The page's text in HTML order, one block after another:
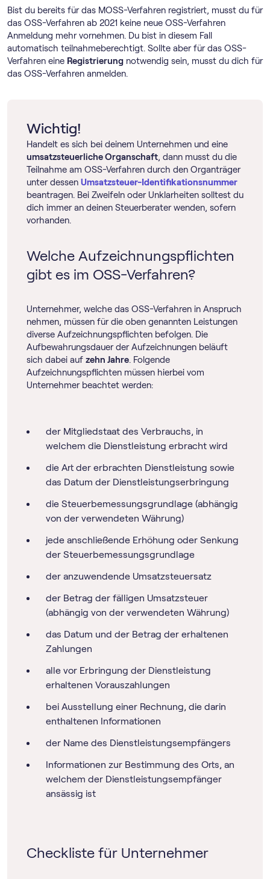
Bist du bereits für das MOSS-Verfahren registriert, musst du für
das OSS-Verfahren ab 2021 keine neue OSS-Verfahren
Anmeldung mehr vornehmen. Du bist in diesem Fall
automatisch teilnahmeberechtigt. Sollte aber für das OSS-
Verfahren eine Registrierung notwendig sein, musst du dich für
das OSS-Verfahren anmelden.
Wichtig!
Handelt es sich bei deinem Unternehmen und eine
umsatzsteuerliche Organschaft, dann musst du die
Teilnahme am OSS-Verfahren durch den Organträger
unter dessen Umsatzsteuer-Identifikationsnummer
beantragen. Bei Zweifeln oder Unklarheiten solltest du
dich immer an deinen Steuerberater wenden, sofern
vorhanden.
Welche Aufzeichnungspflichten
gibt es im OSS-Verfahren?
Unternehmer, welche das OSS-Verfahren in Anspruch
nehmen, müssen für die oben genannten Leistungen
diverse Aufzeichnungspflichten befolgen. Die
Aufbewahrungsdauer der Aufzeichnungen beläuft
sich dabei auf zehn Jahre. Folgende
Aufzeichnungspflichten müssen hierbei vom
Unternehmer beachtet werden:
der Mitgliedstaat des Verbrauchs, in
welchem die Dienstleistung erbracht wird
die Art der erbrachten Dienstleistung sowie
das Datum der Dienstleistungserbringung
die Steuerbemessungsgrundlage (abhängig
von der verwendeten Währung)
jede anschließende Erhöhung oder Senkung
der Steuerbemessungsgrundlage
der anzuwendende Umsatzsteuersatz
der Betrag der fälligen Umsatzsteuer
(abhängig von der verwendeten Währung)
das Datum und der Betrag der erhaltenen
Zahlungen
alle vor Erbringung der Dienstleistung
erhaltenen Vorauszahlungen
bei Ausstellung einer Rechnung, die darin
enthaltenen Informationen
der Name des Dienstleistungsempfängers
Informationen zur Bestimmung des Orts, an
welchem der Dienstleistungsempfänger
ansässig ist
Checkliste für Unternehmer